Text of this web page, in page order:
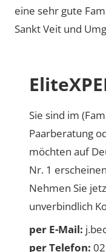
eine sehr gute
Sankt Veit und
Sie sind im
Paarberatung
möchten auf
Nr. 1
Nehmen Sie
unverbindlich
per E-Mail:
per Telefon: